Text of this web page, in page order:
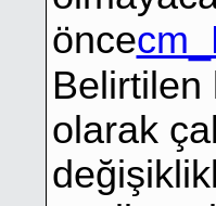
önce
Belirtilen
olarak